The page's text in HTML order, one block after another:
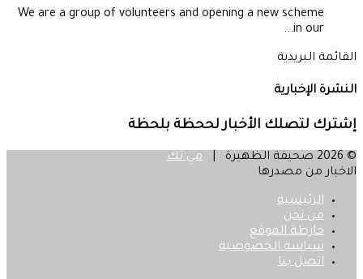
We are a group of volunteers and opening a new scheme
in our...
القائمة البريدية
النشرة الإخبارية
إشترك لتصلك الأخبار لححظة بلحظة
© 2026 صحيفة الظهيرة |
مي تك
الاخبار من مصدرها
الرئيسية
من نحن
خارطة الموقع
سياسة الخصوصية
اتصل بنا